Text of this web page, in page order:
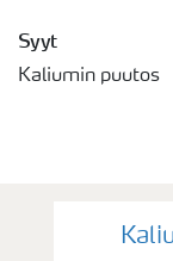
Syyt
Kaliumin puutos